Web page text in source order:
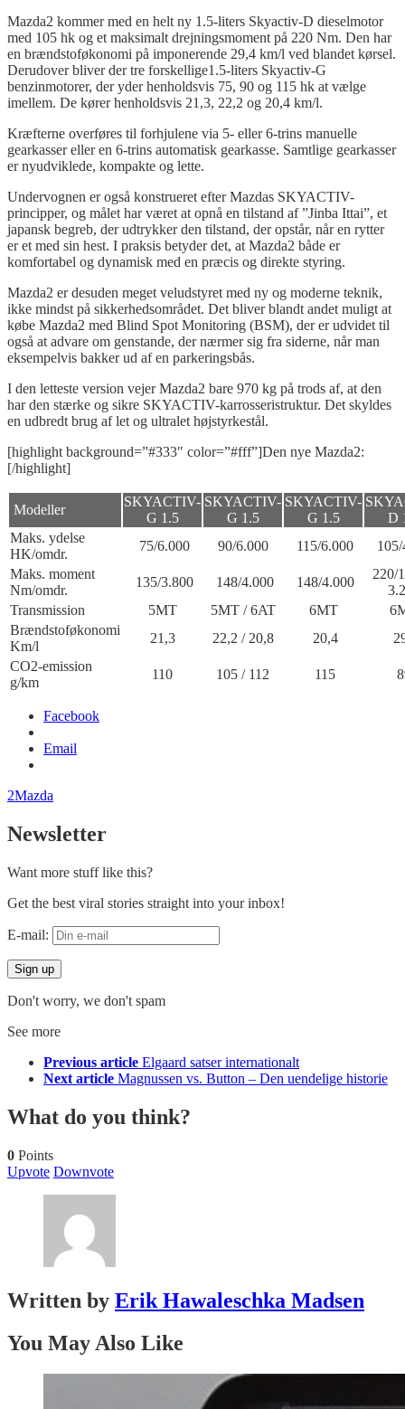
Mazda2 kommer med en helt ny 1.5-liters Skyactiv-D dieselmotor
med 105 hk og et maksimalt drejningsmoment på 220 Nm. Den har
en brændstoføkonomi på imponerende 29,4 km/l ved blandet kørsel.
Derudover bliver der tre forskellige1.5-liters Skyactiv-G
benzinmotorer, der yder henholdsvis 75, 90 og 115 hk at vælge
imellem. De kører henholdsvis 21,3, 22,2 og 20,4 km/l.
Kræfterne overføres til forhjulene via 5- eller 6-trins manuelle
gearkasser eller en 6-trins automatisk gearkasse. Samtlige gearkasser
er nyudviklede, kompakte og lette.
Undervognen er også konstrueret efter Mazdas SKYACTIV-
principper, og målet har været at opnå en tilstand af ”Jinba Ittai”, et
japansk begreb, der udtrykker den tilstand, der opstår, når en rytter
er et med sin hest. I praksis betyder det, at Mazda2 både er
komfortabel og dynamisk med en præcis og direkte styring.
Mazda2 er desuden meget veludstyret med ny og moderne teknik,
ikke mindst på sikkerhedsområdet. Det bliver blandt andet muligt at
købe Mazda2 med Blind Spot Monitoring (BSM), der er udvidet til
også at advare om genstande, der nærmer sig fra siderne, når man
eksempelvis bakker ud af en parkeringsbås.
I den letteste version vejer Mazda2 bare 970 kg på trods af, at den
har den stærke og sikre SKYACTIV-karrosseristruktur. Det skyldes
en udbredt brug af let og ultralet højstyrkestål.
[highlight background=”#333″ color=”#fff”]Den nye Mazda2:
[/highlight]
Modeller
SKYACTIV-
G 1.5
SKYACTIV-
G 1.5
SKYACTIV-
G 1.5
D
Maks. ydelse
HK/omdr.
75/6.000 90/6.000 115/6.000
Maks. moment
Nm/omdr.
135/3.800 148/4.000 148/4.000
220/
Transmission
5MT 5MT / 6AT 6MT
Brændstoføkonomi
Km/l
21,3 22,2 / 20,8 20,4
CO2-emission
g/km
110 105 / 112 115
Facebook
Email
2Mazda
Newsletter
Want more stuff like this?
Get the best viral stories straight into your inbox!
E-mail:
Don't worry, we don't spam
See more
Previous article Elgaard satser internationalt
Next article Magnussen vs. Button – Den uendelige historie
What do you think?
0 Points
Upvote Downvote
Written by Erik Hawaleschka Madsen
You May Also Like